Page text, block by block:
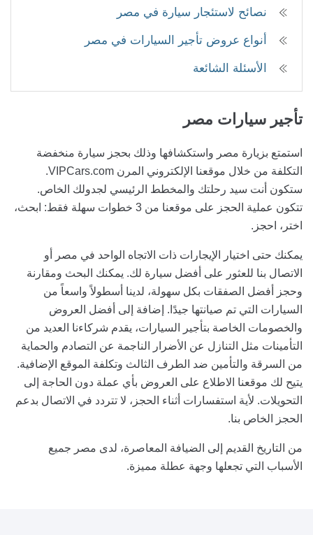
نصائح لاستئجار سيارة في مصر
أنواع عروض تأجير السيارات في مصر
الأسئلة الشائعة
تأجير سيارات مصر
استمتع بزيارة مصر واستكشافها وذلك بحجز سيارة منخفضة
التكلفة من خلال موقعنا الإلكتروني المرن VIPCars.com.
ستكون أنت سيد رحلتك والمخطط الرئيسي لجدولك الخاص.
تتكون عملية الحجز على موقعنا من 3 خطوات سهلة فقط: ابحث،
اختر، احجز.
يمكنك حتى اختيار الإيجارات ذات الاتجاه الواحد في مصر أو
الاتصال بنا للعثور على أفضل سيارة لك. يمكنك البحث ومقارنة
وحجز أفضل الصفقات بكل سهولة، لدينا أسطولاً واسعاً من
السيارات التي تم صيانتها جيدًا. إضافة إلى أفضل العروض
والخصومات الخاصة بتأجير السيارات، يقدم شركاءنا العديد من
التأمينات مثل التنازل عن الأضرار الناجمة عن التصادم والحماية
من السرقة والتأمين ضد الطرف الثالث وتكلفة الموقع الإضافية.
يتيح لك موقعنا الاطلاع على العروض بأي عملة دون الحاجة إلى
التحويلات. لأية استفسارات أثناء الحجز، لا تتردد في الاتصال بدعم
الحجز الخاص بنا.
من التاريخ القديم إلى الضيافة المعاصرة، لدى مصر جميع
الأسباب التي تجعلها وجهة عطلة مميزة.